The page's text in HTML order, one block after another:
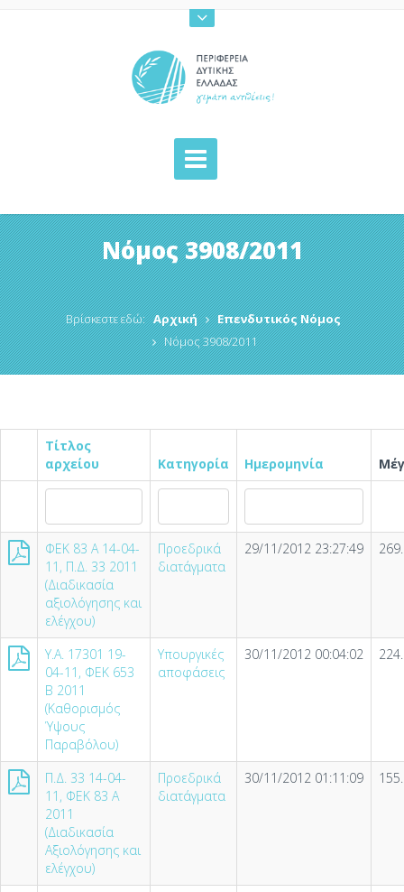
Νόμος 3908/2011
Βρίσκεστε εδώ: Αρχική
Επενδυτικός Νόμος
Νόμος 3908/2011
Τίτλος
αρχείου
Κατηγορία Ημερομηνία
ΦΕΚ 83 Α 14-04-
11, Π.Δ. 33 2011
(Διαδικασία
αξιολόγησης και
ελέγχου)
Προεδρικά
διατάγματα
29/11/2012 23:27:49
Υ.Α. 17301 19-
04-11, ΦΕΚ 653
Β 2011
(Καθορισμός
Ύψους
Παραβόλου)
Υπουργικές
αποφάσεις
30/11/2012 00:04:02
Π.Δ. 33 14-04-
11, ΦΕΚ 83 Α
2011
(Διαδικασία
Αξιολόγησης και
ελέγχου)
Προεδρικά
διατάγματα
30/11/2012 01:11:09